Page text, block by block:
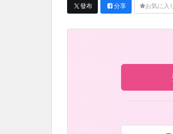
發布 分享 お気に入